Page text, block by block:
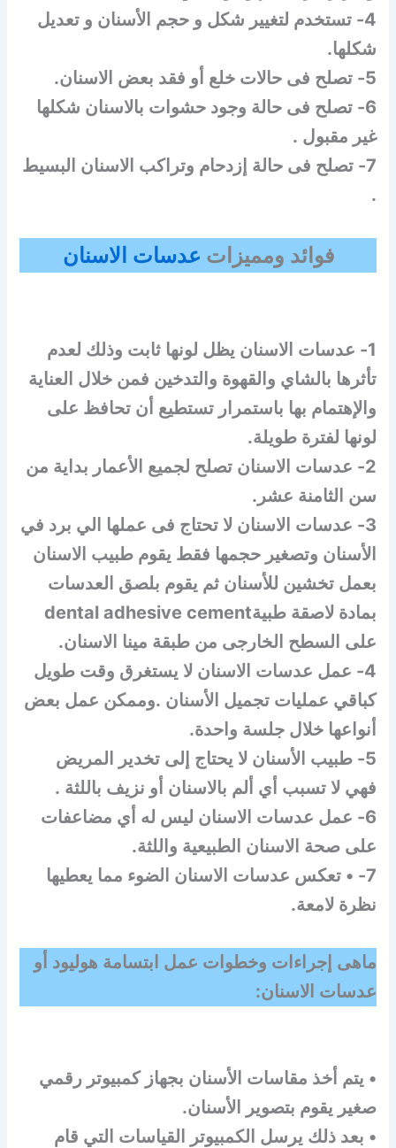
4- تستخدم لتغيير شكل و حجم الأسنان و تعديل
شكلها.
5- تصلح فى حالات خلع أو فقد بعض الاسنان.
6- تصلح فى حالة وجود حشوات بالاسنان شكلها
غير مقبول .
7- تصلح فى حالة إزدحام وتراكب الاسنان البسيط
.
فوائد ومميزات عدسات الاسنان
1- عدسات الاسنان يظل لونها ثابت وذلك لعدم
تأثرها بالشاي والقهوة والتدخين فمن خلال العناية
والإهتمام بها باستمرار تستطيع أن تحافظ على
لونها لفترة طويلة.
2- عدسات الاسنان تصلح لجميع الأعمار بداية من
سن الثامنة عشر.
3- عدسات الاسنان لا تحتاج فى عملها الي برد في
الأسنان وتصغير حجمها فقط يقوم طبيب الاسنان
بعمل تخشين للأسنان ثم يقوم بلصق العدسات
بمادة لاصقة طبيةdental adhesive cement
على السطح الخارجى من طبقة مينا الاسنان.
4- عمل عدسات الاسنان لا يستغرق وقت طويل
كباقي عمليات تجميل الأسنان .وممكن عمل بعض
أنواعها خلال جلسة واحدة.
5- طبيب الأسنان لا يحتاج إلى تخدير المريض
فهي لا تسبب أي ألم بالاسنان أو نزيف باللثة .
6- عمل عدسات الاسنان ليس له أي مضاعفات
على صحة الاسنان الطبيعية واللثة.
7- • تعكس عدسات الاسنان الضوء مما يعطيها
نظرة لامعة.
ماهى إجراءات وخطوات عمل ابتسامة هوليود أو
عدسات الاسنان:
• يتم أخذ مقاسات الأسنان بجهاز كمبيوتر رقمي
صغير يقوم بتصوير الأسنان.
• بعد ذلك يرسل الكمبيوتر القياسات التي قام